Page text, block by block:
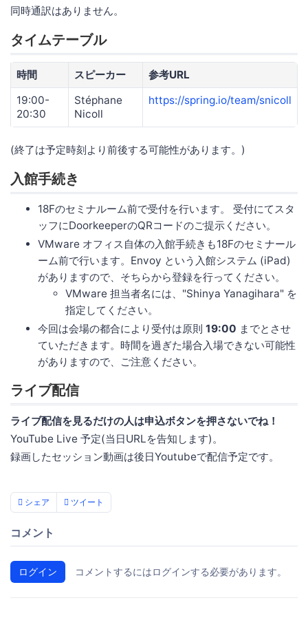
同時通訳はありません。
タイムテーブル
時間 スピーカー
参考URL
19:00-
20:30
Stéphane
Nicoll
https://spring.io/team/snicoll
(終了は予定時刻より前後する可能性があります。)
入館手続き
18Fのセミナルーム前で受付を行います。 受付にてスタ
ッフにDoorkeeperのQRコードのご提示ください。
VMware オフィス自体の入館手続きも18Fのセミナール
ーム前で行います。Envoy という入館システム (iPad)
がありますので、そちらから登録を行ってください。
VMware 担当者名には、"Shinya Yanagihara" を
指定してください。
今回は会場の都合により受付は原則 19:00 までとさせ
ていただきます。時間を過ぎた場合入場できない可能性
がありますので、ご注意ください。
ライブ配信
ライブ配信を見るだけの人は申込ボタンを押さないでね！
YouTube Live 予定(当日URLを告知します)。
録画したセッション動画は後日Youtubeで配信予定です。
シェア ツイート
コメント
ログイン コメントするにはログインする必要があります。